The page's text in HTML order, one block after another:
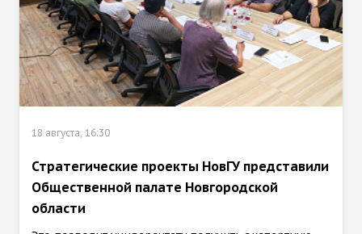
18 августа, 16:30
Стратегические проекты НовГУ представили
Общественной палате Новгородской
области